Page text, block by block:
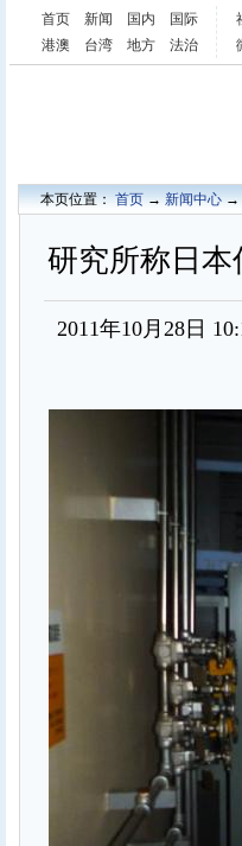
首页 新闻 国内
国际
港澳
台湾 地方 法治
本页位置：首页→新闻中心→
研究所称日
2011年10月28日